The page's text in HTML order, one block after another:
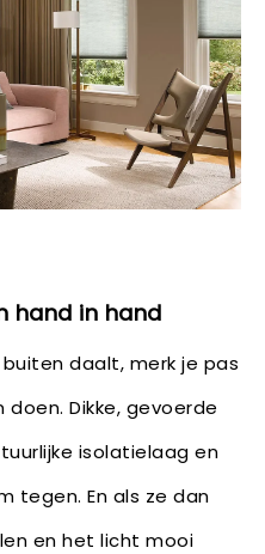
hand in hand
daalt, merk je pas
Dikke, gevoerde
isolatielaag en
tegen. En als ze dan
en het licht mooi